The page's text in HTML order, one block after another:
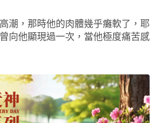
的想象，是人測不透、是人難
認識不完的。
認識神・獨一無二的神自己
潮，那時他的肉體幾乎癱軟了，耶
向他顯現過一次，當他極度痛苦感